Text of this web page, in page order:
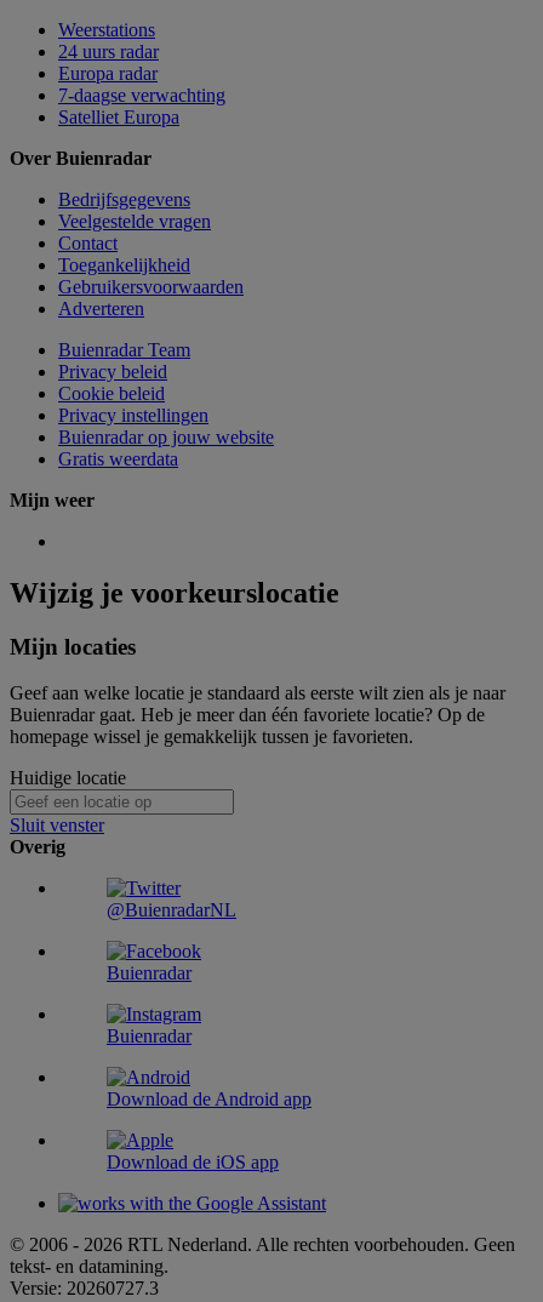
Weerstations
24 uurs radar
Europa radar
7-daagse verwachting
Satelliet Europa
Over Buienradar
Bedrijfsgegevens
Veelgestelde vragen
Contact
Toegankelijkheid
Gebruikersvoorwaarden
Adverteren
Buienradar Team
Privacy beleid
Cookie beleid
Privacy instellingen
Buienradar op jouw website
Gratis weerdata
Mijn weer
Wijzig je voorkeurslocatie
Mijn locaties
Geef aan welke locatie je standaard als eerste wilt zien als je naar
Buienradar gaat. Heb je meer dan één favoriete locatie? Op de
homepage wissel je gemakkelijk tussen je favorieten.
Huidige locatie
Sluit venster
Overig
@BuienradarNL
Buienradar
Buienradar
Download de Android app
Download de iOS app
© 2006 - 2026 RTL Nederland. Alle rechten voorbehouden. Geen
tekst- en datamining.
Versie: 20260727.3